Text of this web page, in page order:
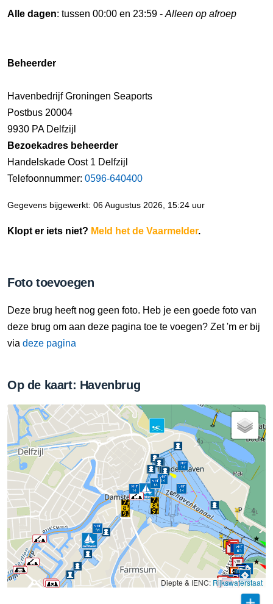
Alle dagen: tussen 00:00 en 23:59 - Alleen op afroep
Beheerder
Havenbedrijf Groningen Seaports
Postbus 20004
9930 PA Delfzijl
Bezoekadres beheerder
Handelskade Oost 1 Delfzijl
Telefoonnummer: 0596-640400
Gegevens bijgewerkt: 06 Augustus 2026, 15:24 uur
Klopt er iets niet? Meld het de Vaarmelder.
Foto toevoegen
Deze brug heeft nog geen foto. Heb je een goede foto van
deze brug om aan deze pagina toe te voegen? Zet 'm er bij
via deze pagina
Op de kaart: Havenbrug
Diepte & IENC: Rijkswaterstaat